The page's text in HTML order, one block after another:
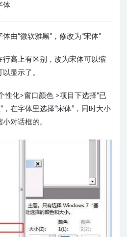
体
由“微软雅黑” ，修改为“宋体”
行高上有区别，改为宋体可以缩
显示了。
性化>窗口颜色 >项目下选择“已
，在字体里选择“宋体”，同时大小
对话框的。